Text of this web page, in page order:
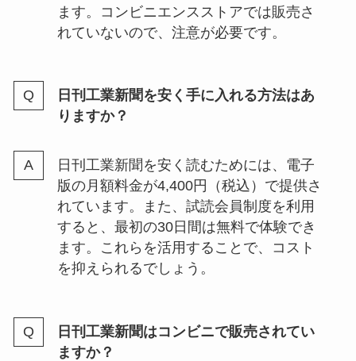
ます。コンビニエンスストアでは販売さ
れていないので、注意が必要です。
日刊工業新聞を安く手に入れる方法はあ
りますか？
日刊工業新聞を安く読むためには、電子
版の月額料金が4,400円（税込）で提供さ
れています。また、試読会員制度を利用
すると、最初の30日間は無料で体験でき
ます。これらを活用することで、コスト
を抑えられるでしょう。
日刊工業新聞はコンビニで販売されてい
ますか？